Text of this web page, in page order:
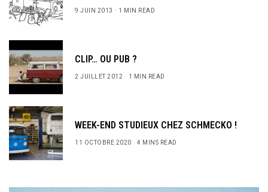
9 JUIN 2013 1 MIN READ
CLIP… OU PUB ?
2 JUILLET 2012 1 MIN READ
WEEK-END STUDIEUX CHEZ SCHMECKO !
11 OCTOBRE 2020 4 MINS READ